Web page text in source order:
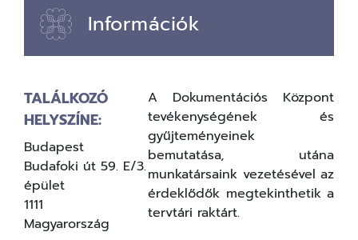
Információk
TALÁLKOZÓ
HELYSZÍNE:
Budapest
Budafoki út 59. E/3.
épület
1111
Magyarország
A Dokumentációs Központ
tevékenységének és
gyűjteményeinek
bemutatása, utána
munkatársaink vezetésével az
érdeklődők megtekinthetik a
tervtári raktárt.